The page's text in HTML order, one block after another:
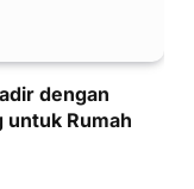
dengan
untuk Rumah